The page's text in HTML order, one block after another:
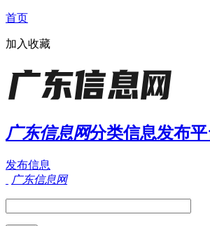
首页
加入收藏
广东信息网分类信息发布平
发布信息
广东信息网